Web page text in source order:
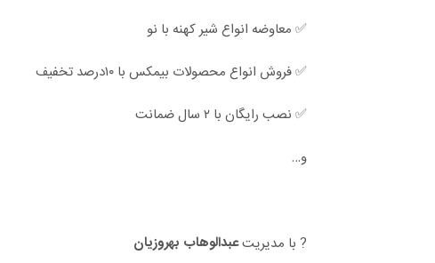
✅ معاوضه انواع شیر کهنه با نو
✅ فروش انواع محصولات بیمکس با ۱۰درصد تخفیف
✅ نصب رایگان با ۲ سال ضمانت
و…
? با مدیریتعبدالوهاب بهروزیان